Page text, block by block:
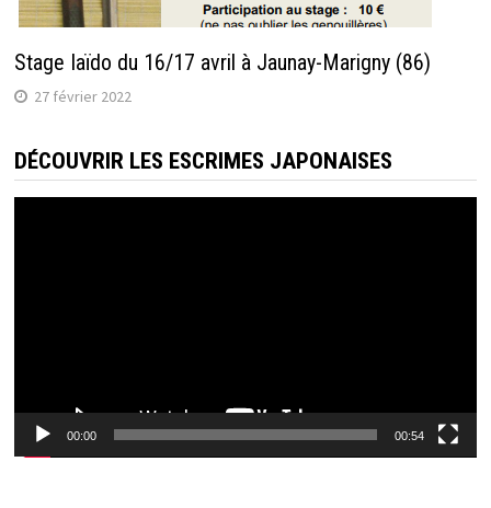
Stage Iaïdo du 16/17 avril à Jaunay-Marigny (86)
27 février 2022
DÉCOUVRIR LES ESCRIMES JAPONAISES
00:00 00:54